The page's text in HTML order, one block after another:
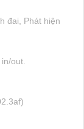
đai, Phát hiện
out.